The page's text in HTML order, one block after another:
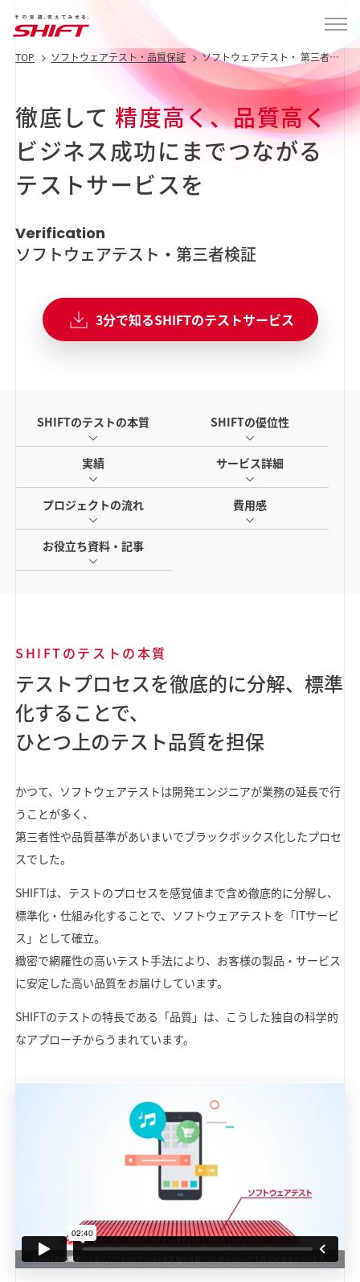
TOP ソフトウェアテスト・品質保証
ソフトウェアテスト・ 第三者検
徹底して 精度高く、品質高く
ビジネス成功にまでつながる
テストサービスを
Verification
ソフトウェアテスト・第三者検証
3分で知るSHIFTのテストサービス
SHIFTのテストの本質 SHIFTの優位性
実績 サービス詳細
プロジェクトの流れ 費用感
お役立ち資料・記事
SHIFTのテストの本質
テストプロセスを徹底的に分解、標準
化することで、
ひとつ上のテスト品質を担保
かつて、ソフトウェアテストは開発エンジニアが業務の延長で行
うことが多く、
第三者性や品質基準があいまいでブラックボックス化したプロセ
スでした。
SHIFTは、テストのプロセスを感覚値まで含め徹底的に分解し、
標準化・仕組み化することで、ソフトウェアテストを「ITサービ
ス」として確立。
緻密で網羅性の高いテスト手法により、お客様の製品・サービス
に安定した高い品質をお届けしています。
SHIFTのテストの特長である「品質」は、こうした独自の科学的
なアプローチからうまれています。